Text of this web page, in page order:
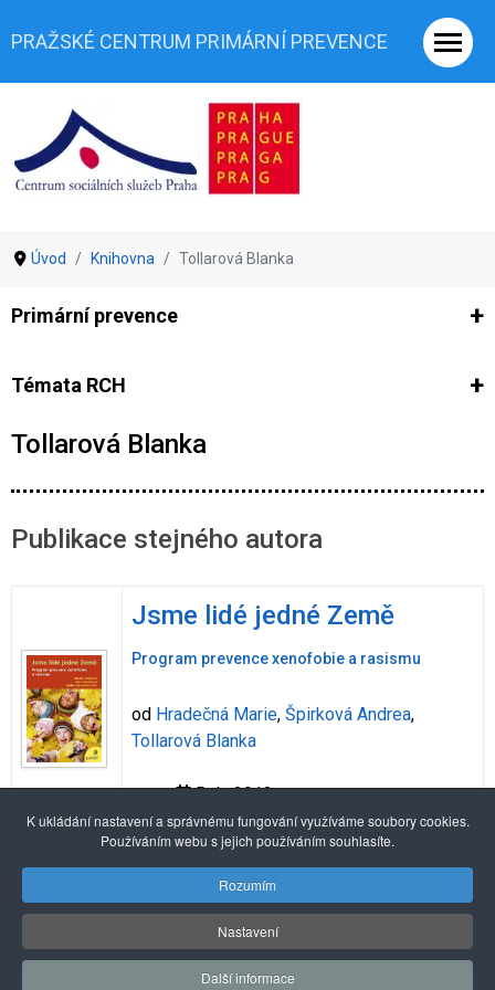
PRAŽSKÉ CENTRUM PRIMÁRNÍ PREVENCE
Úvod Knihovna Tollarová Blanka
Primární prevence
Ze světa prevence
Témata RCH
Co je rizikové chování (RCH)
Tollarová Blanka
Publikace stejného autora
Jsme lidé jedné Země
Program prevence xenofobie a rasismu
od Hradečná Marie, Špirková Andrea,
Tollarová Blanka
Rok: 2013
Alexandria Book Library
© 2026 Pražské centrum primární prevence
K ukládání nastavení a správnému fungování využíváme soubory cookies.
Používáním webu s jejich používáním souhlasíte.
Rozumím
Nastavení
Další informace